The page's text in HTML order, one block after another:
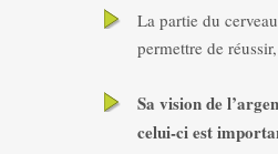
La partie du
permettre de réussir,
Sa vision de
celui-ci est